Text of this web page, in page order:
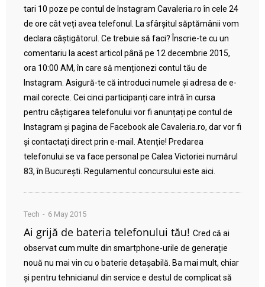
tari 10 poze pe contul de Instagram Cavaleria.ro în cele 24
de ore cât veți avea telefonul. La sfârșitul săptămânii vom
declara câștigătorul. Ce trebuie să faci? Înscrie-te cu un
comentariu la acest articol până pe 12 decembrie 2015,
ora 10:00 AM, în care să menționezi contul tău de
Instagram. Asigură-te că introduci numele și adresa de e-
mail corecte. Cei cinci participanți care intră în cursa
pentru câștigarea telefonului vor fi anunțați pe contul de
Instagram și pagina de Facebook ale Cavaleria.ro, dar vor fi
și contactați direct prin e-mail. Atenție! Predarea
telefonului se va face personal pe Calea Victoriei numărul
83, în București. Regulamentul concursului este aici.
Tech 6 May 2015
Ai grijă de bateria telefonului tău! Cred că ai
observat cum multe din smartphone-urile de generație
nouă nu mai vin cu o baterie detașabilă. Ba mai mult, chiar
și pentru tehnicianul din service e destul de complicat să